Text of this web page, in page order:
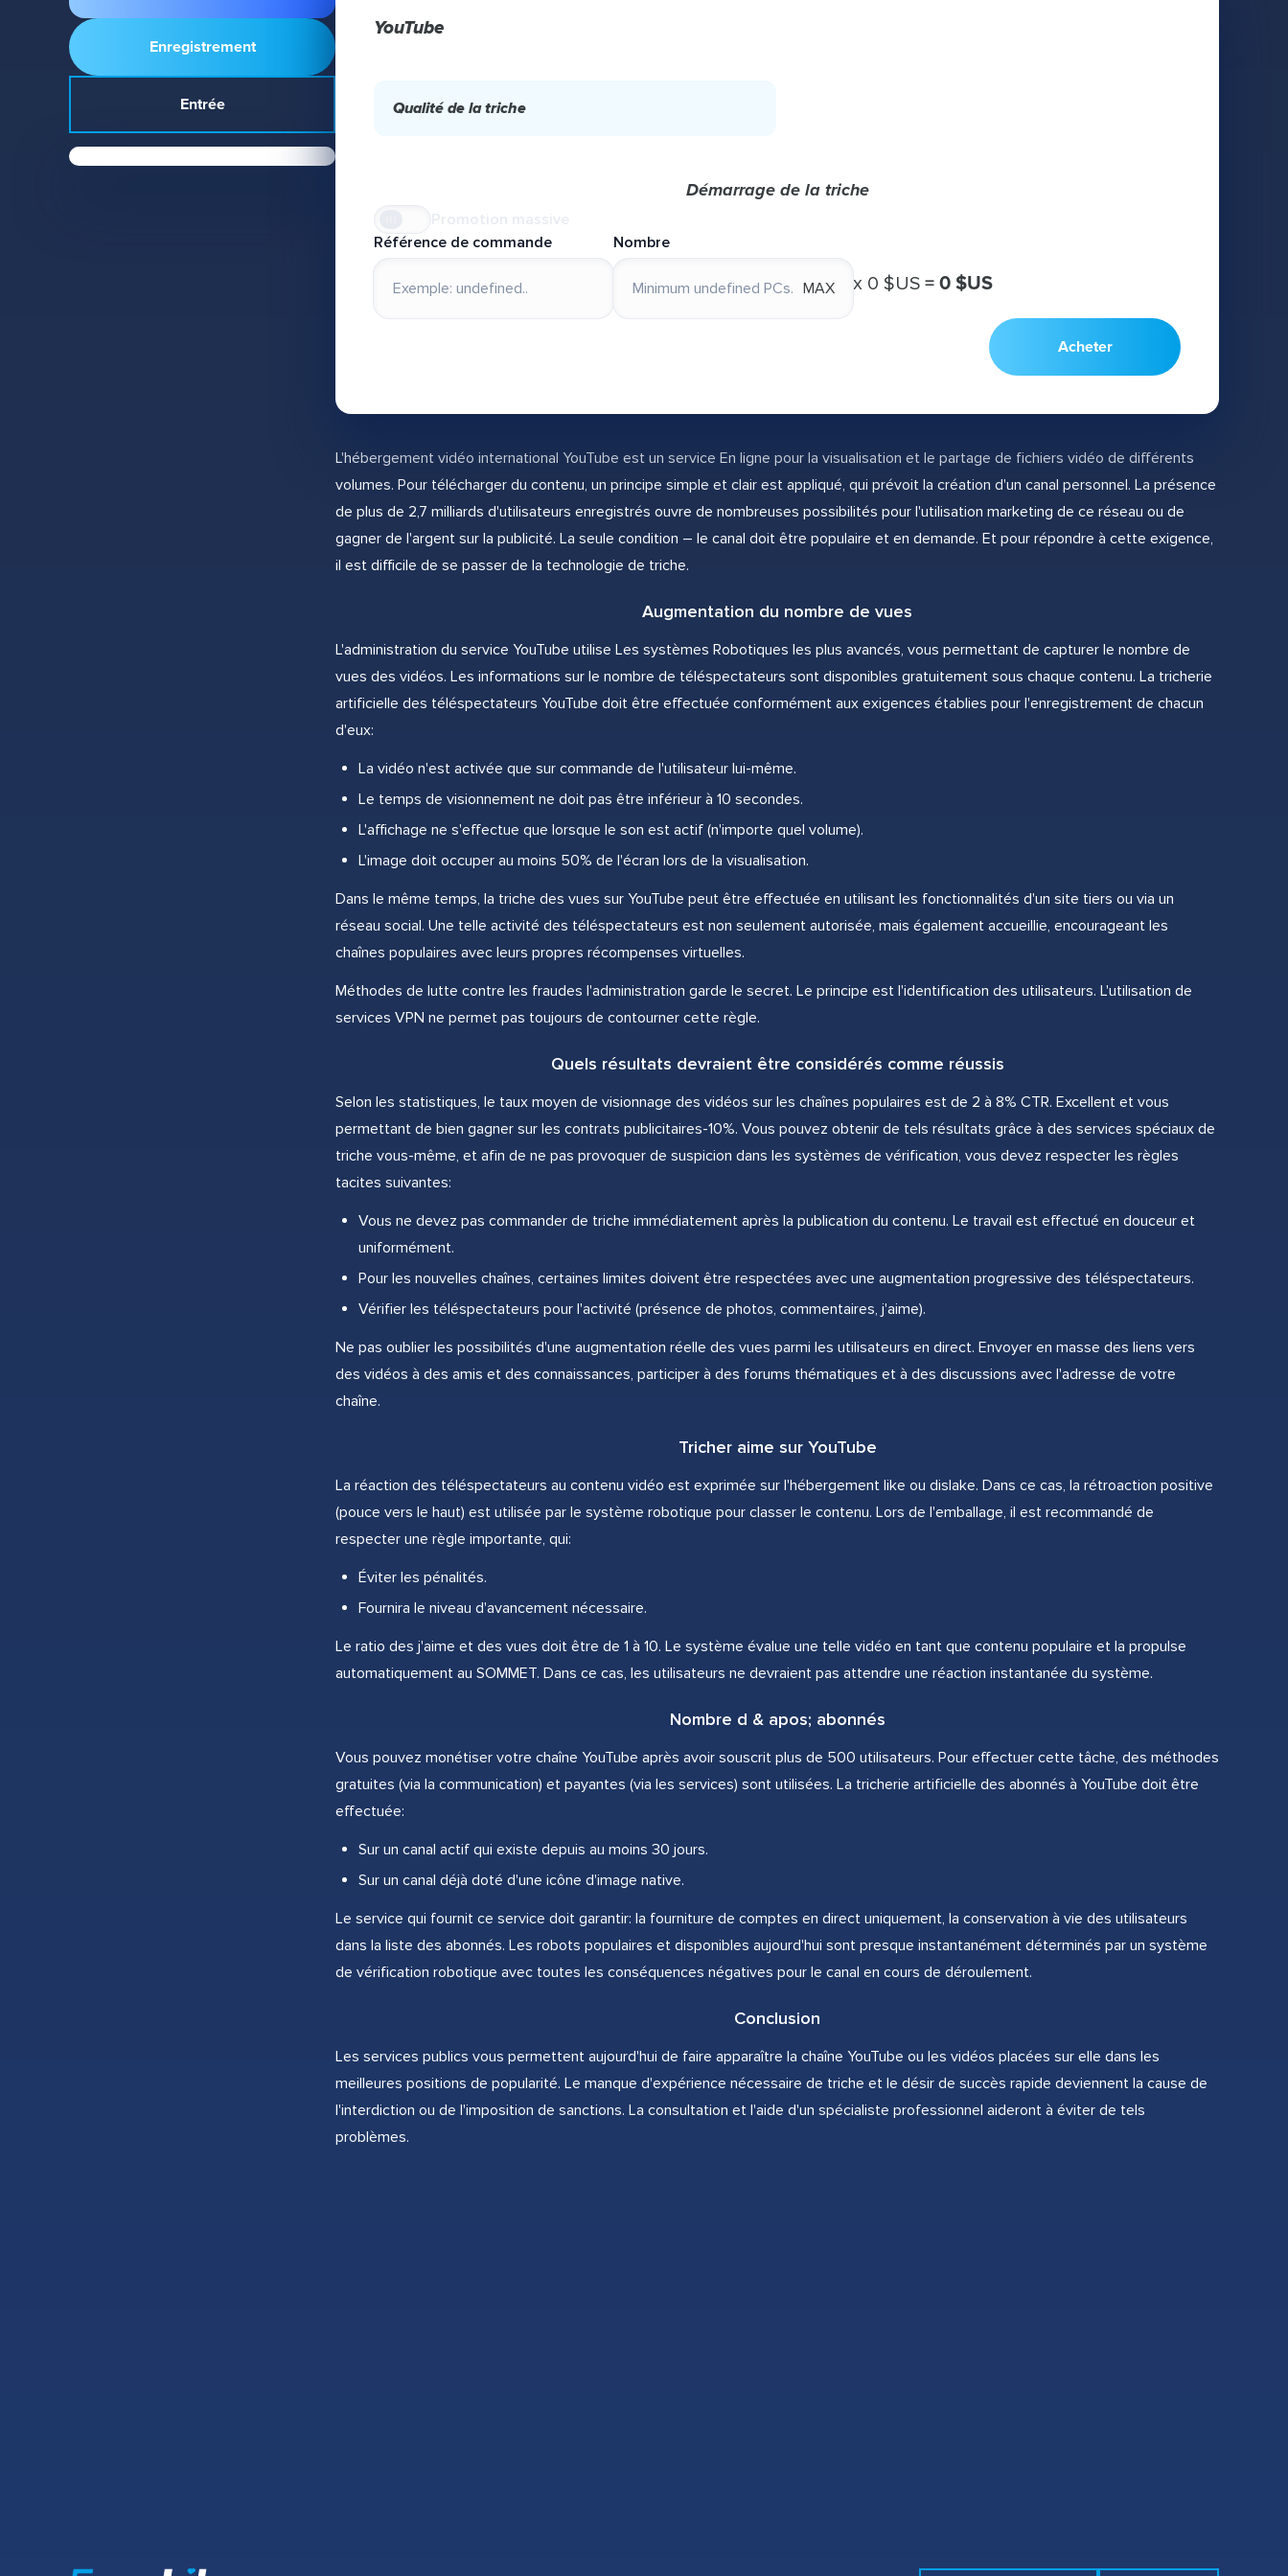
Enregistrement
Entrée
YouTube
Qualité de la triche
Démarrage de la triche
Référence de commande
Nombre
MAX х 0 $US = 0 $US
Acheter
L'hébergement vidéo international YouTube est un service En ligne pour la visualisation et le partage de fichiers vidéo de différents
volumes. Pour télécharger du contenu, un principe simple et clair est appliqué, qui prévoit la création d'un canal personnel. La présence
de plus de 2,7 milliards d'utilisateurs enregistrés ouvre de nombreuses possibilités pour l'utilisation marketing de ce réseau ou de
gagner de l'argent sur la publicité. La seule condition – le canal doit être populaire et en demande. Et pour répondre à cette exigence,
il est difficile de se passer de la technologie de triche.
Augmentation du nombre de vues
L'administration du service YouTube utilise Les systèmes Robotiques les plus avancés, vous permettant de capturer le nombre de
vues des vidéos. Les informations sur le nombre de téléspectateurs sont disponibles gratuitement sous chaque contenu. La tricherie
artificielle des téléspectateurs YouTube doit être effectuée conformément aux exigences établies pour l'enregistrement de chacun
d'eux:
La vidéo n'est activée que sur commande de l'utilisateur lui-même.
Le temps de visionnement ne doit pas être inférieur à 10 secondes.
L'affichage ne s'effectue que lorsque le son est actif (n'importe quel volume).
L'image doit occuper au moins 50% de l'écran lors de la visualisation.
Dans le même temps, la triche des vues sur YouTube peut être effectuée en utilisant les fonctionnalités d'un site tiers ou via un
réseau social. Une telle activité des téléspectateurs est non seulement autorisée, mais également accueillie, encourageant les
chaînes populaires avec leurs propres récompenses virtuelles.
Méthodes de lutte contre les fraudes l'administration garde le secret. Le principe est l'identification des utilisateurs. L'utilisation de
services VPN ne permet pas toujours de contourner cette règle.
Quels résultats devraient être considérés comme réussis
Selon les statistiques, le taux moyen de visionnage des vidéos sur les chaînes populaires est de 2 à 8% CTR. Excellent et vous
permettant de bien gagner sur les contrats publicitaires-10%. Vous pouvez obtenir de tels résultats grâce à des services spéciaux de
triche vous-même, et afin de ne pas provoquer de suspicion dans les systèmes de vérification, vous devez respecter les règles
tacites suivantes:
Vous ne devez pas commander de triche immédiatement après la publication du contenu. Le travail est effectué en douceur et
uniformément.
Pour les nouvelles chaînes, certaines limites doivent être respectées avec une augmentation progressive des téléspectateurs.
Vérifier les téléspectateurs pour l'activité (présence de photos, commentaires, j'aime).
Ne pas oublier les possibilités d'une augmentation réelle des vues parmi les utilisateurs en direct. Envoyer en masse des liens vers
des vidéos à des amis et des connaissances, participer à des forums thématiques et à des discussions avec l'adresse de votre
chaîne.
Tricher aime sur YouTube
La réaction des téléspectateurs au contenu vidéo est exprimée sur l'hébergement like ou dislake. Dans ce cas, la rétroaction positive
(pouce vers le haut) est utilisée par le système robotique pour classer le contenu. Lors de l'emballage, il est recommandé de
respecter une règle importante, qui:
Éviter les pénalités.
Fournira le niveau d'avancement nécessaire.
Le ratio des j'aime et des vues doit être de 1 à 10. Le système évalue une telle vidéo en tant que contenu populaire et la propulse
automatiquement au SOMMET. Dans ce cas, les utilisateurs ne devraient pas attendre une réaction instantanée du système.
Nombre d & apos; abonnés
Vous pouvez monétiser votre chaîne YouTube après avoir souscrit plus de 500 utilisateurs. Pour effectuer cette tâche, des méthodes
gratuites (via la communication) et payantes (via les services) sont utilisées. La tricherie artificielle des abonnés à YouTube doit être
effectuée:
Sur un canal actif qui existe depuis au moins 30 jours.
Sur un canal déjà doté d'une icône d'image native.
Le service qui fournit ce service doit garantir: la fourniture de comptes en direct uniquement, la conservation à vie des utilisateurs
dans la liste des abonnés. Les robots populaires et disponibles aujourd'hui sont presque instantanément déterminés par un système
de vérification robotique avec toutes les conséquences négatives pour le canal en cours de déroulement.
Conclusion
Les services publics vous permettent aujourd'hui de faire apparaître la chaîne YouTube ou les vidéos placées sur elle dans les
meilleures positions de popularité. Le manque d'expérience nécessaire de triche et le désir de succès rapide deviennent la cause de
l'interdiction ou de l'imposition de sanctions. La consultation et l'aide d'un spécialiste professionnel aideront à éviter de tels
problèmes.